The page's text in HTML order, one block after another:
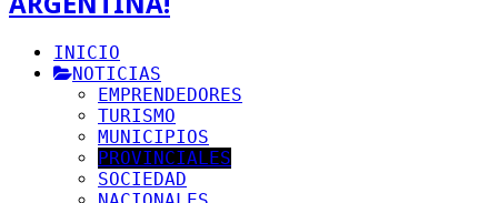
INICIO
NOTICIAS
EMPRENDEDORES
TURISMO
MUNICIPIOS
PROVINCIALES
SOCIEDAD